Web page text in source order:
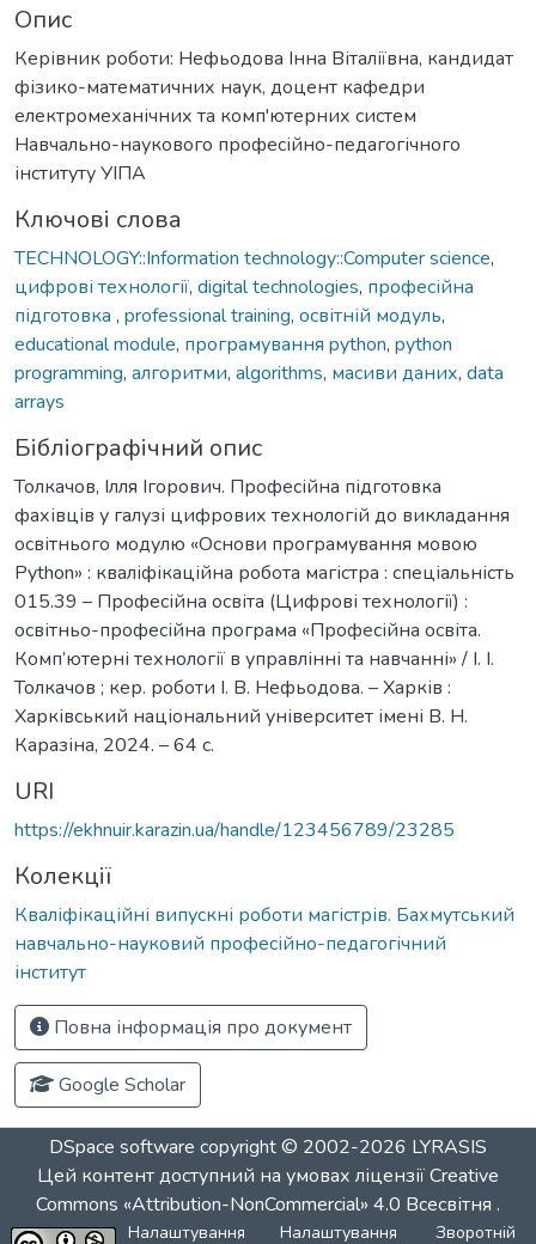
Опис
Керівник роботи: Нефьодова Інна Віталіївна, кандидат
фізико-математичних наук, доцент кафедри
електромеханічних та комп'ютерних систем
Навчально-наукового професійно-педагогічного
інституту УІПА
Ключові слова
TECHNOLOGY::Information technology::Computer science,
цифрові технології, digital technologies, професійна
підготовка , professional training, освітній модуль,
educational module, програмування python, python
programming, алгоритми, algorithms, масиви даних, data
arrays
Бібліографічний опис
Толкачов, Ілля Ігорович. Професійна підготовка
фахівців у галузі цифрових технологій до викладання
освітнього модулю «Основи програмування мовою
Python» : кваліфікаційна робота магістра : спеціальність
015.39 – Професійна освіта (Цифрові технології) :
освітньо-професійна програма «Професійна освіта.
Комп’ютерні технології в управлінні та навчанні» / І. І.
Толкачов ; кер. роботи І. В. Нефьодова. – Харків :
Харківський національний університет імені В. Н.
Каразіна, 2024. – 64 с.
URI
https://ekhnuir.karazin.ua/handle/123456789/23285
Колекції
Кваліфікаційні випускні роботи магістрів. Бахмутський
навчально-науковий професійно-педагогічний
інститут
Повна інформація про документ
Google Scholar
DSpace software copyright © 2002-2026 LYRASIS
Цей контент доступний на умовах ліцензіїCreative
Commons «Attribution-NonCommercial» 4.0 Всесвітня .
Налаштування Налаштування Зворотній